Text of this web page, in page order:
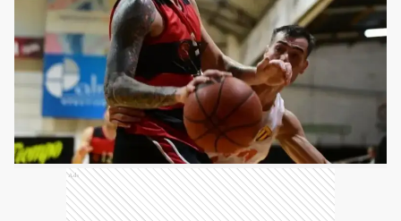
Ads